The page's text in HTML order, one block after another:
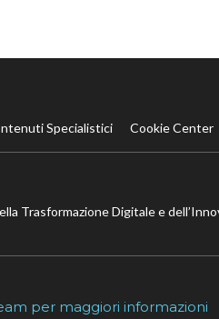
Specialistici Cookie Center
Trasformazione Digitale e
per maggiori informazioni